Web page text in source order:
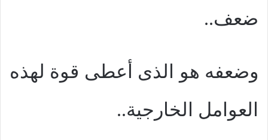
ضعف..
وضعفه هو الذى أعطى قوة لهذه
العوامل الخارجية..